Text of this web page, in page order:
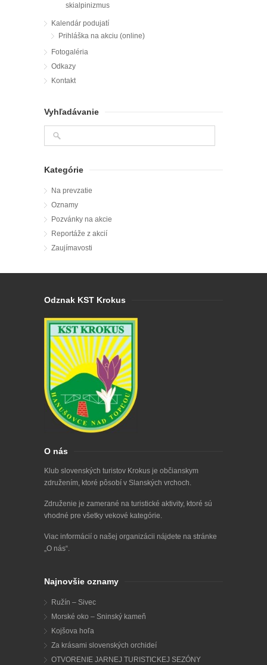
skialpinizmus
Kalendár podujatí
Prihláška na akciu (online)
Fotogaléria
Odkazy
Kontakt
Vyhľadávanie
Kategórie
Na prevzatie
Oznamy
Pozvánky na akcie
Reportáže z akcií
Zaujímavosti
Odznak KST Krokus
O nás
Klub slovenských turistov Krokus je občianskym
združením, ktoré pôsobí v Slanských vrchoch.
Združenie je zamerané na turistické aktivity, ktoré sú
vhodné pre všetky vekové kategórie.
Viac informácií o našej organizácii nájdete na stránke
O nás“.
Najnovšie oznamy
Ružín – Sivec
Morské oko – Sninský kameň
Kojšova hoľa
Za krásami slovenských orchideí
OTVORENIE JARNEJ TURISTICKEJ SEZÓNY